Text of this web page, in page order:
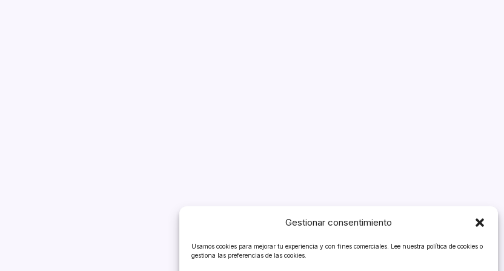
Gestionar consentimiento
Usamos cookies para mejorar tu experiencia y con fines comerciales. Lee nuestra política de cookies o
gestiona las preferencias de las cookies.